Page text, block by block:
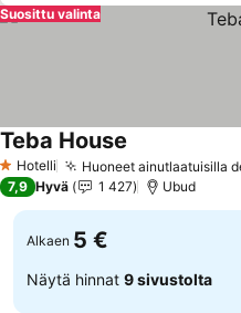
Suosittu valinta
1 Tähtiluokitus
Hotelli Huoneet ainutlaatuisilla
Teba House
7,9 Hyvä 1 427 Ubud
Alkaen 5 €
Näytä hinnat 9 sivustolta